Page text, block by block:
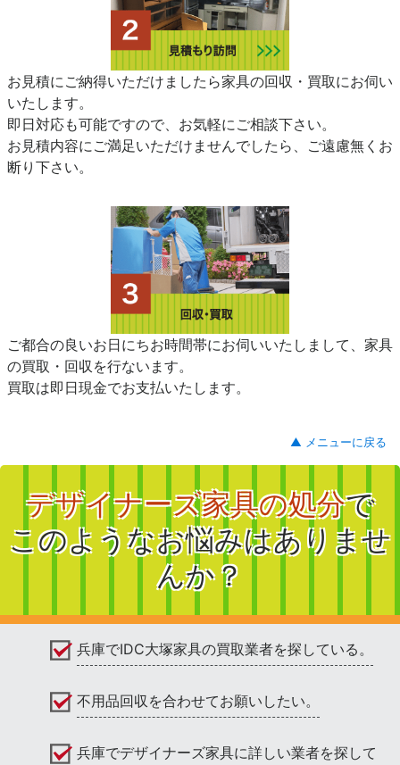
お見積にご納得いただけましたら家具の回収・買取にお伺い
いたします。
即日対応も可能ですので、お気軽にご相談下さい。
お見積内容にご満足いただけませんでしたら、ご遠慮無くお
断り下さい。
ご都合の良いお日にちお時間帯にお伺いいたしまして、家具
の買取・回収を行ないます。
買取は即日現金でお支払いたします。
▲ メニューに戻る
デザイナーズ家具の処分で
このようなお悩みはありませ
んか？
兵庫でIDC大塚家具の買取業者を探している。
不用品回収を合わせてお願いしたい。
兵庫でデザイナーズ家具に詳しい業者を探して